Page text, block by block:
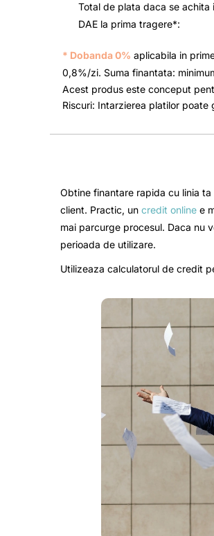
Total de plata daca se achita
DAE la prima tragere*:
* Dobanda 0% aplicabila in
0,8%/zi. Suma finantata:
Acest produs este conceput
Riscuri: Intarzierea platilor
Obtine finantare rapida cu linia
client. Practic, un credit online e
mai parcurge procesul. Daca nu
perioada de utilizare.
Utilizeaza calculatorul de credit